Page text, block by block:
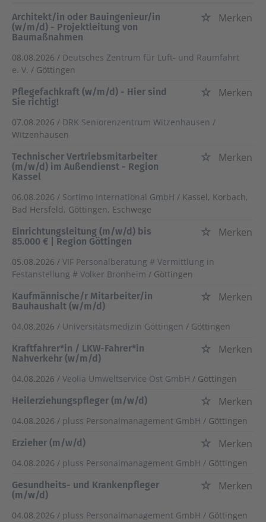
Architekt/in oder Bauingenieur/in
(w/m/d) - Projektleitung von
Baumaßnahmen
Merken
08.08.2026 / Deutsches Zentrum für Luft- und Raumfahrt
e. V. / Göttingen
Pflegefachkraft (w/m/d) - Hier sind
Sie richtig!
Merken
07.08.2026 / DRK Seniorenzentrum Witzenhausen /
Witzenhausen
Technischer Vertriebsmitarbeiter
(m/w/d) im Außendienst - Region
Kassel
Merken
06.08.2026 / Sortimo International GmbH / Kassel, Korbach,
Bad Hersfeld, Göttingen, Eschwege
Einrichtungsleitung (m/w/d) bis
85.000 € | Region Göttingen
Merken
05.08.2026 / VIF Personalberatung # Vermittlung in
Festanstellung # Volker Bronheim / Göttingen
Kaufmännische/r Mitarbeiter/in
Bauhaushalt (w/m/d)
Merken
04.08.2026 / Universitätsmedizin Göttingen / Göttingen
Kraftfahrer*in / LKW-Fahrer*in
Nahverkehr (w/m/d)
Merken
04.08.2026 / Veolia Umweltservice Ost GmbH / Göttingen
Heilerziehungspfleger (m/w/d)
Merken
04.08.2026 / pluss Personalmanagement GmbH / Göttingen
Erzieher (m/w/d)
Merken
04.08.2026 / pluss Personalmanagement GmbH / Göttingen
Gesundheits- und Krankenpfleger
(m/w/d)
Merken
04.08.2026 / pluss Personalmanagement GmbH / Göttingen